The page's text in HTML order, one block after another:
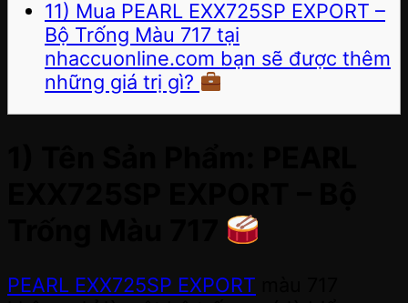
11) Mua PEARL EXX725SP EXPORT –
Bộ Trống Màu 717 tại
nhaccuonline.com bạn sẽ được thêm
những giá trị gì?
PEARL EXX725SP EXPORT